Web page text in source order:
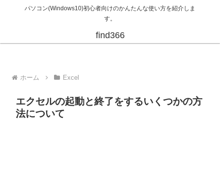
パソコン(Windows10)初心者向けのかんたんな使い方を紹介しま
す。
find366
ホーム Excel
エクセルの起動と終了をするいくつかの方
法について